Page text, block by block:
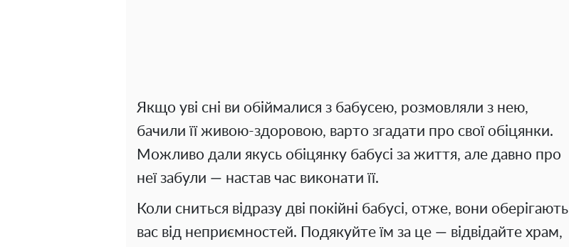
Якщо уві сні ви обіймалися з бабусею, розмовляли з нею,
бачили її живою-здоровою, варто згадати про свої обіцянки.
Можливо дали якусь обіцянку бабусі за життя, але давно про
неї забули — настав час виконати її.
Коли сниться відразу дві покійні бабусі, отже, вони оберігають
вас від неприємностей. Подякуйте їм за це — відвідайте храм,